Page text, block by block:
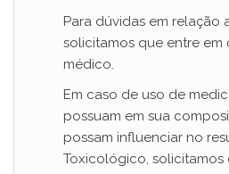
Para dúvidas em relação
solicitamos que entre
médico.
Em caso de uso de
possuam em sua
possam influenciar no
Toxicológico, solicitamos